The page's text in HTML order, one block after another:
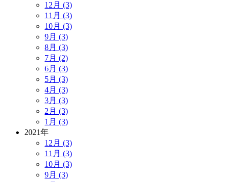
12月 (3)
11月 (3)
10月 (3)
9月 (3)
8月 (3)
7月 (2)
6月 (3)
5月 (3)
4月 (3)
3月 (3)
2月 (3)
1月 (3)
2021年
12月 (3)
11月 (3)
10月 (3)
9月 (3)